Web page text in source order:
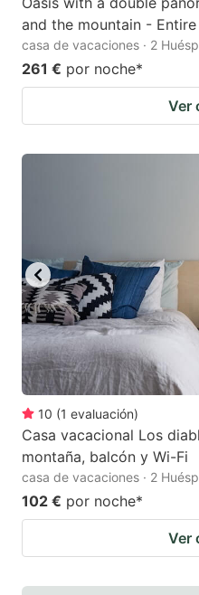
and the mountain -
casa de vacaciones · 2
261 € por noche*
Ver
10 (1 evaluación)
Casa vacacional Los
montaña, balcón y Wi-Fi
casa de vacaciones · 2
102 € por noche*
Ver